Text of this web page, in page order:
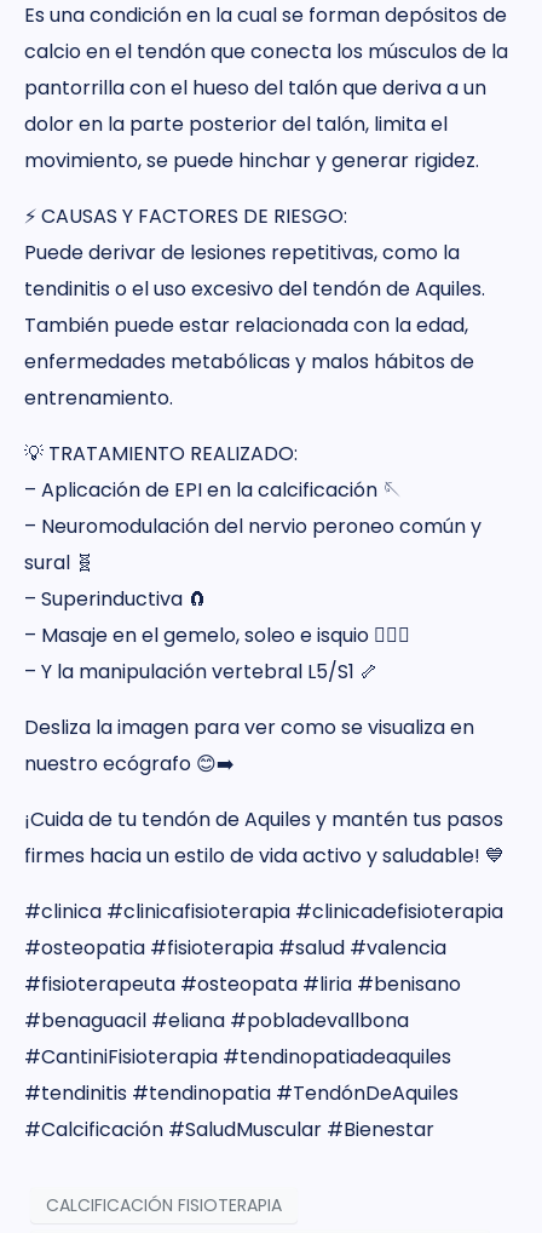
Es una condición en la cual se forman depósitos de
calcio en el tendón que conecta los músculos de la
pantorrilla con el hueso del talón que deriva a un
dolor en la parte posterior del talón, limita el
movimiento, se puede hinchar y generar rigidez.
⚡️ CAUSAS Y FACTORES DE RIESGO:
Puede derivar de lesiones repetitivas, como la
tendinitis o el uso excesivo del tendón de Aquiles.
También puede estar relacionada con la edad,
enfermedades metabólicas y malos hábitos de
entrenamiento.
💡 TRATAMIENTO REALIZADO:
– Aplicación de EPI en la calcificación 🪡
– Neuromodulación del nervio peroneo común y
sural 🧬
– Superinductiva 🧲
– Masaje en el gemelo, soleo e isquio 💆🏻‍♂️
– Y la manipulación vertebral L5/S1 🦴
Desliza la imagen para ver como se visualiza en
nuestro ecógrafo 😊➡️
¡Cuida de tu tendón de Aquiles y mantén tus pasos
firmes hacia un estilo de vida activo y saludable! 💙
#clinica #clinicafisioterapia #clinicadefisioterapia
#osteopatia #fisioterapia #salud #valencia
#fisioterapeuta #osteopata #liria #benisano
#benaguacil #eliana #pobladevallbona
#CantiniFisioterapia #tendinopatiadeaquiles
#tendinitis #tendinopatia #TendónDeAquiles
#Calcificación #SaludMuscular #Bienestar
CALCIFICACIÓN FISIOTERAPIA